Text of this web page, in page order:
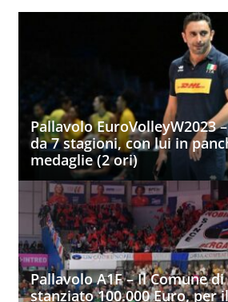
Pallavolo EuroVolleyW2023
da 7 stagioni, con lui in
medaglie (2 ori)
Pallavolo A1F – Il Comune
stanziato 100.000 Euro, per